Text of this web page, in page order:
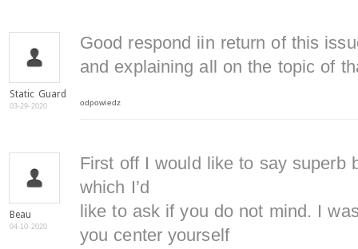
Static Guard
03-29-2020
Good respond iin return of this
and explaining all on the topic of
odpowiedz
Beau
04-10-2020
First off I would like to say superb
which I’d
like to ask if you do not mind. I
you center yourself